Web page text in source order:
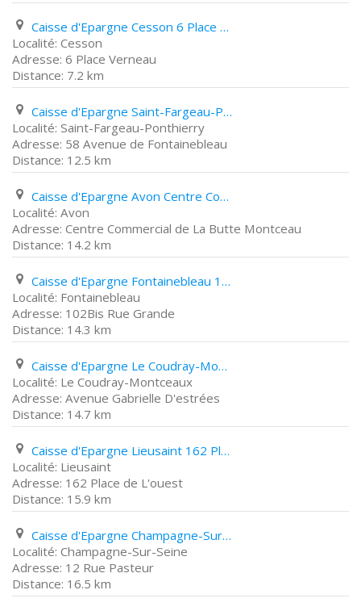
Caisse d'Epargne Cesson 6 Place Verneau
Cesson
6 Place Verneau
7.2 km
Caisse d'Epargne Saint-Fargeau-Ponthierry 58 Avenue de Fontainebleau
Saint-Fargeau-Ponthierry
58 Avenue de Fontainebleau
12.5 km
Caisse d'Epargne Avon Centre Commercial de La Butte Montceau
Avon
Centre Commercial de La Butte Montceau
14.2 km
Caisse d'Epargne Fontainebleau 102Bis Rue Grande
Fontainebleau
102Bis Rue Grande
14.3 km
Caisse d'Epargne Le Coudray-Montceaux Avenue Gabrielle D'estrées
Le Coudray-Montceaux
Avenue Gabrielle D'estrées
14.7 km
Caisse d'Epargne Lieusaint 162 Place de L'ouest
Lieusaint
162 Place de L'ouest
15.9 km
Caisse d'Epargne Champagne-Sur-Seine 12 Rue Pasteur
Champagne-Sur-Seine
12 Rue Pasteur
16.5 km